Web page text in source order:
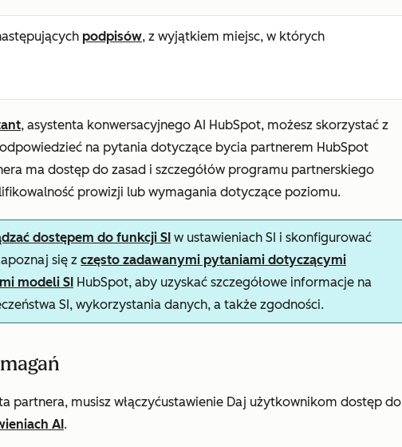
podpisów, z wyjątkiem miejsc, w których
, asystenta konwersacyjnego AI HubSpot, możesz skorzystać z
na pytania dotyczące bycia partnerem HubSpot
ma dostęp do zasad i szczegółów programu partnerskiego
prowizji lub wymagania dotyczące poziomu.
dostępem do funkcji SI w ustawieniach SI i skonfigurować
się z często zadawanymi pytaniami dotyczącymi
modeli SI HubSpot, aby uzyskać szczegółowe informacje na
SI, wykorzystania danych, a także zgodności.
partnera, musisz włączyćustawienie Daj użytkownikom dostęp do
AI.